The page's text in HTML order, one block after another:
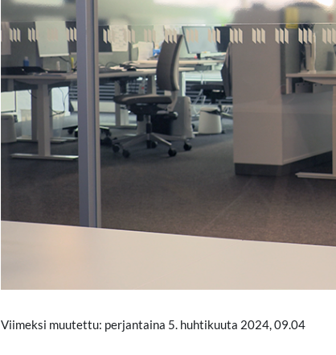
Viimeksi muutettu: perjantaina 5. huhtikuuta 2024, 09.04